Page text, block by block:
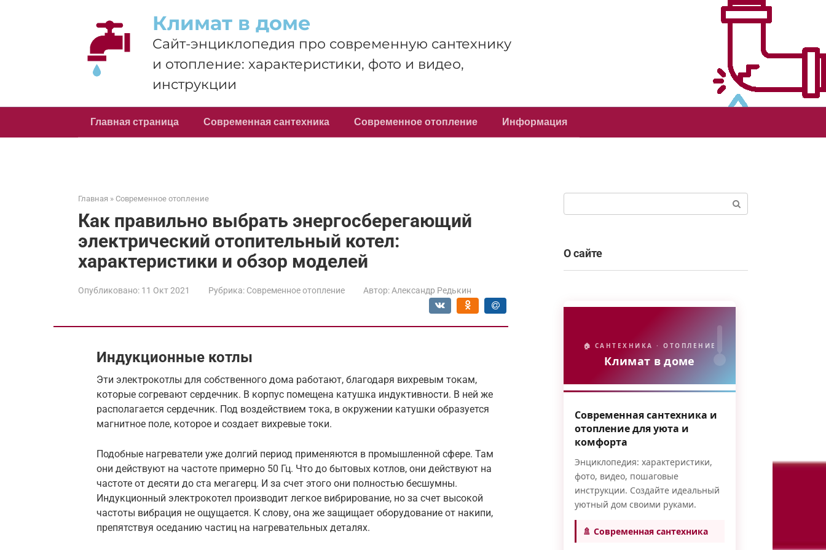
Климат в доме
Сайт-энциклопедия про современную сантехнику
и отопление: характеристики, фото и видео,
инструкции
Главная страница Современная сантехника Современное отопление Информация
Главная » Современное отопление
Как правильно выбрать энергосберегающий
электрический отопительный котел:
характеристики и обзор моделей
Опубликовано: 11 Окт 2021 Рубрика: Современное отопление Автор: Александр Редькин
Индукционные котлы
Эти электрокотлы для собственного дома работают, благодаря вихревым токам,
которые согревают сердечник. В корпус помещена катушка индуктивности. В ней же
располагается сердечник. Под воздействием тока, в окружении катушки образуется
магнитное поле, которое и создает вихревые токи.
Подобные нагреватели уже долгий период применяются в промышленной сфере. Там
они действуют на частоте примерно 50 Гц. Что до бытовых котлов, они действуют на
частоте от десяти до ста мегагерц. И за счет этого они полностью бесшумны.
Индукционный электрокотел производит легкое вибрирование, но за счет высокой
частоты вибрация не ощущается. К слову, она же защищает оборудование от накипи,
препятствуя оседанию частиц на нагревательных деталях.
О сайте
🏠 САНТЕХНИКА · ОТОПЛЕНИЕ
Климат в доме
Современная сантехника и
отопление для уюта и
комфорта
Энциклопедия: характеристики,
фото, видео, пошаговые
инструкции. Создайте идеальный
уютный дом своими руками.
🚿 Современная сантехника